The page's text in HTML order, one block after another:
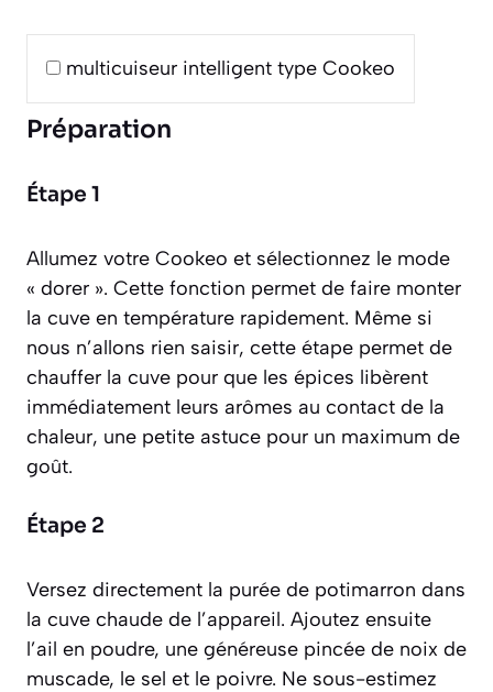
multicuiseur intelligent type Cookeo
Préparation
Étape 1
Allumez votre Cookeo et sélectionnez le mode
« dorer ». Cette fonction permet de faire monter
la cuve en température rapidement. Même si
nous n’allons rien saisir, cette étape permet de
chauffer la cuve pour que les épices libèrent
immédiatement leurs arômes au contact de la
chaleur, une petite astuce pour un maximum de
goût.
Étape 2
Versez directement la purée de potimarron dans
la cuve chaude de l’appareil. Ajoutez ensuite
l’ail en poudre, une généreuse pincée de noix de
muscade, le sel et le poivre. Ne sous-estimez